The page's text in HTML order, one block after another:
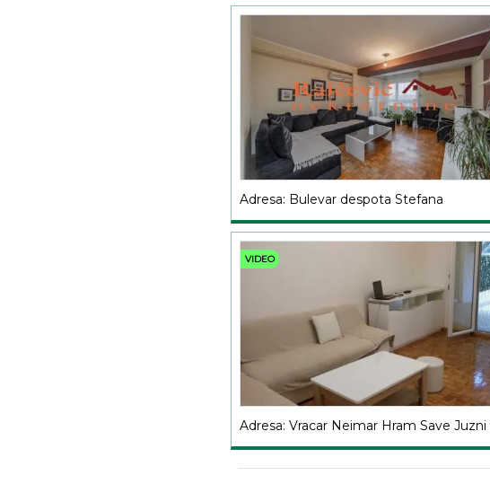
Adresa: Bulevar despota Stefana
VIDEO
Adresa: Vracar Neimar Hram Save